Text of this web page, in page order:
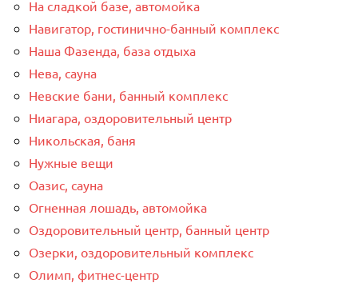
На сладкой базе, автомойка
Навигатор, гостинично-банный комплекс
Наша Фазенда, база отдыха
Нева, сауна
Невские бани, банный комплекс
Ниагара, оздоровительный центр
Никольская, баня
Нужные вещи
Оазис, сауна
Огненная лошадь, автомойка
Оздоровительный центр, банный центр
Озерки, оздоровительный комплекс
Олимп, фитнес-центр